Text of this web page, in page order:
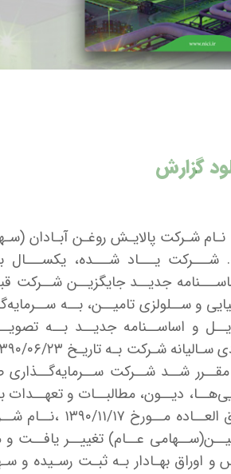
گزارش
جدیــد جایگزیــن شــرکت
از ســرمایه‌گذاری شــیمیایی و ســلولزی
و اساســنامه جدیــد بــه
شــد شــرکت ســرمایه‌گــذاری
دیــون، مطالبــات و
شــود. پــس از انجــام
عــام) تغییــر یافــت و